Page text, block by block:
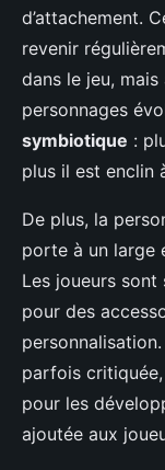
d’attachement.
revenir
dans le jeu,
personnages
symbiotique :
plus il est enclin
De plus, la
porte à un large
Les joueurs sont
pour des
parfois
pour les
ajoutée aux